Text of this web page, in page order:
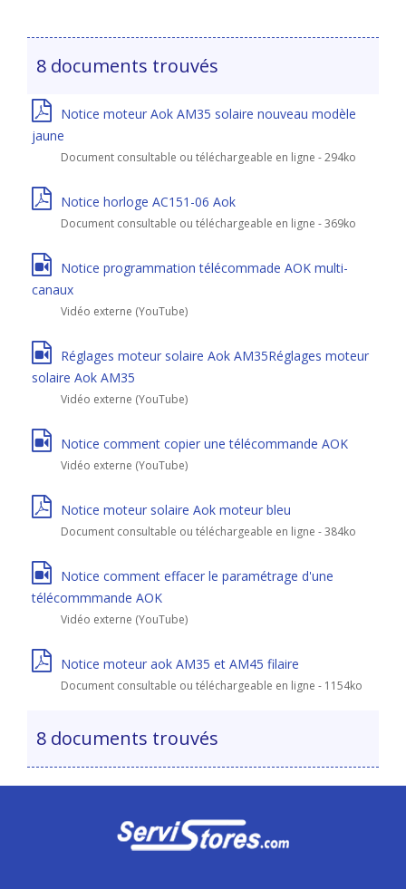
8 documents trouvés
Notice moteur Aok AM35 solaire nouveau modèle
jaune
Document consultable ou téléchargeable en ligne - 294ko
Notice horloge AC151-06 Aok
Document consultable ou téléchargeable en ligne - 369ko
Notice programmation télécommade AOK multi-
canaux
Vidéo externe (YouTube)
Réglages moteur solaire Aok AM35Réglages moteur
solaire Aok AM35
Vidéo externe (YouTube)
Notice comment copier une télécommande AOK
Vidéo externe (YouTube)
Notice moteur solaire Aok moteur bleu
Document consultable ou téléchargeable en ligne - 384ko
Notice comment effacer le paramétrage d'une
télécommmande AOK
Vidéo externe (YouTube)
Notice moteur aok AM35 et AM45 filaire
Document consultable ou téléchargeable en ligne - 1154ko
8 documents trouvés